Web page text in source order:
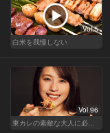
Vol.5
白米を我慢しない
Vol.96